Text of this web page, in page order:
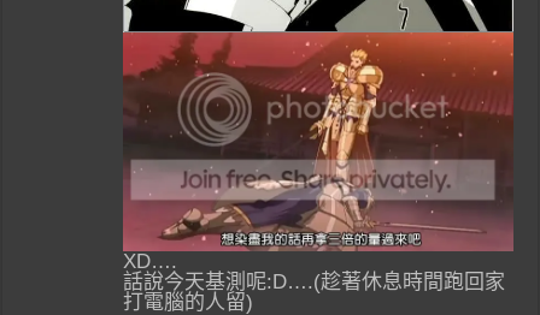
XD….
話說今天基測呢:D….(趁著休息時間跑回家
打電腦的人留)